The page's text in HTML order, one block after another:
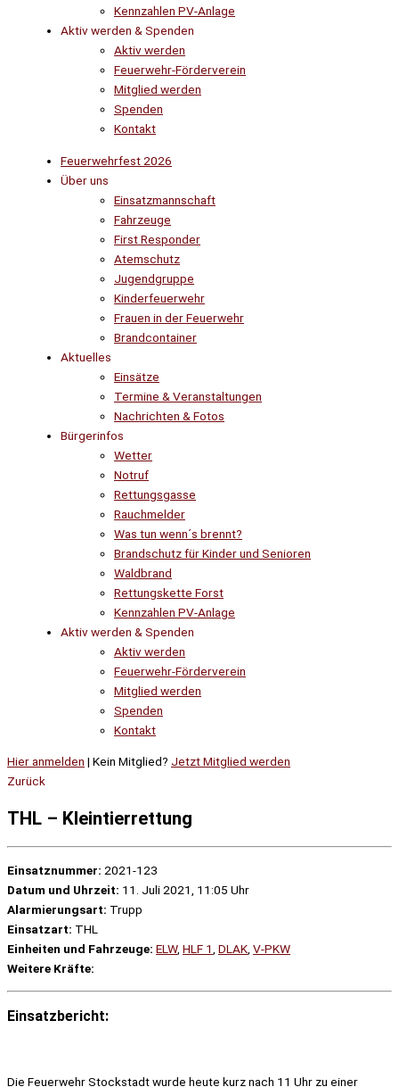
Kennzahlen PV-Anlage
Aktiv werden & Spenden
Aktiv werden
Feuerwehr-Förderverein
Mitglied werden
Spenden
Kontakt
Feuerwehrfest 2026
Über uns
Einsatzmannschaft
Fahrzeuge
First Responder
Atemschutz
Jugendgruppe
Kinderfeuerwehr
Frauen in der Feuerwehr
Brandcontainer
Aktuelles
Einsätze
Termine & Veranstaltungen
Nachrichten & Fotos
Bürgerinfos
Wetter
Notruf
Rettungsgasse
Rauchmelder
Was tun wenn´s brennt?
Brandschutz für Kinder und Senioren
Waldbrand
Rettungskette Forst
Kennzahlen PV-Anlage
Aktiv werden & Spenden
Aktiv werden
Feuerwehr-Förderverein
Mitglied werden
Spenden
Kontakt
Hier anmelden | Kein Mitglied? Jetzt Mitglied werden
Zurück
THL – Kleintierrettung
Einsatznummer: 2021-123
Datum und Uhrzeit: 11. Juli 2021, 11:05 Uhr
Alarmierungsart: Trupp
Einsatzart: THL
Einheiten und Fahrzeuge: ELW, HLF 1 DLAK V-PKW
Weitere Kräfte:
Einsatzbericht:
Die Feuerwehr Stockstadt wurde heute kurz nach 11 Uhr zu einer